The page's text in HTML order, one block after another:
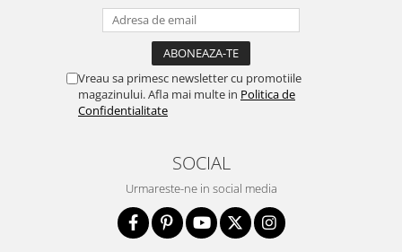
Vreau sa primesc newsletter cu promotiile
magazinului. Afla mai multe in Politica de
Confidentialitate
SOCIAL
Urmareste-ne in social media